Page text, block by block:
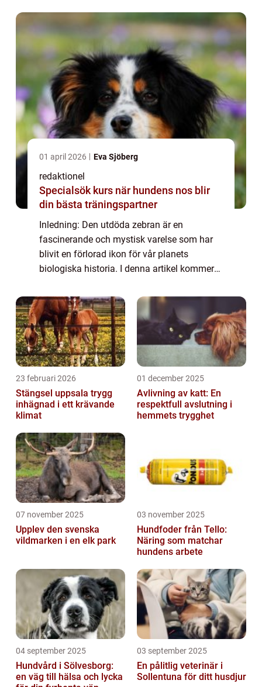
01 april 2026 Eva Sjöberg
redaktionel
Specialsök kurs när hundens nos blir
din bästa träningspartner
Inledning: Den utdöda zebran är en
fascinerande och mystisk varelse som har
blivit en förlorad ikon för vår planets
biologiska historia. I denna artikel kommer
former och variationer, kvantitativa
mätningar so...
23 februari 2026
Stängsel uppsala trygg
inhägnad i ett krävande
klimat
01 december 2025
Avlivning av katt: En
respektfull avslutning i
hemmets trygghet
07 november 2025
Upplev den svenska
vildmarken i en elk park
03 november 2025
Hundfoder från Tello:
Näring som matchar
hundens arbete
04 september 2025
Hundvård i Sölvesborg:
en väg till hälsa och lycka
03 september 2025
En pålitlig veterinär i
Sollentuna för ditt husdjur